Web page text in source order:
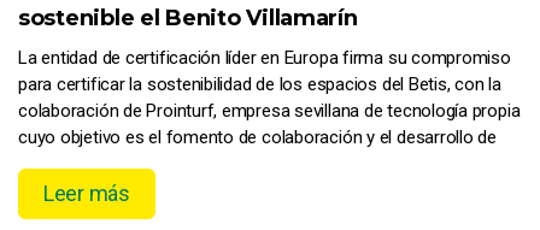
sostenible el Benito Villamarín
La entidad de certificación líder en Europa firma su compromiso
para certificar la sostenibilidad de los espacios del Betis, con la
colaboración de Prointurf, empresa sevillana de tecnología propia
cuyo objetivo es el fomento de colaboración y el desarrollo de
producciones sostenibles.
Leer más